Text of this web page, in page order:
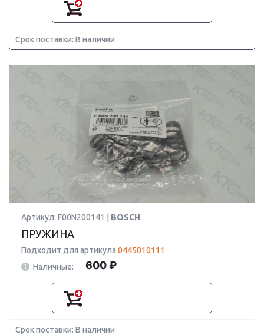
Срок поставки: В наличии
Артикул: F00N200141 | BOSCH
ПРУЖИНА
Подходит для артикула 0445010111
Наличные:
600 ₽
Срок поставки: В наличии